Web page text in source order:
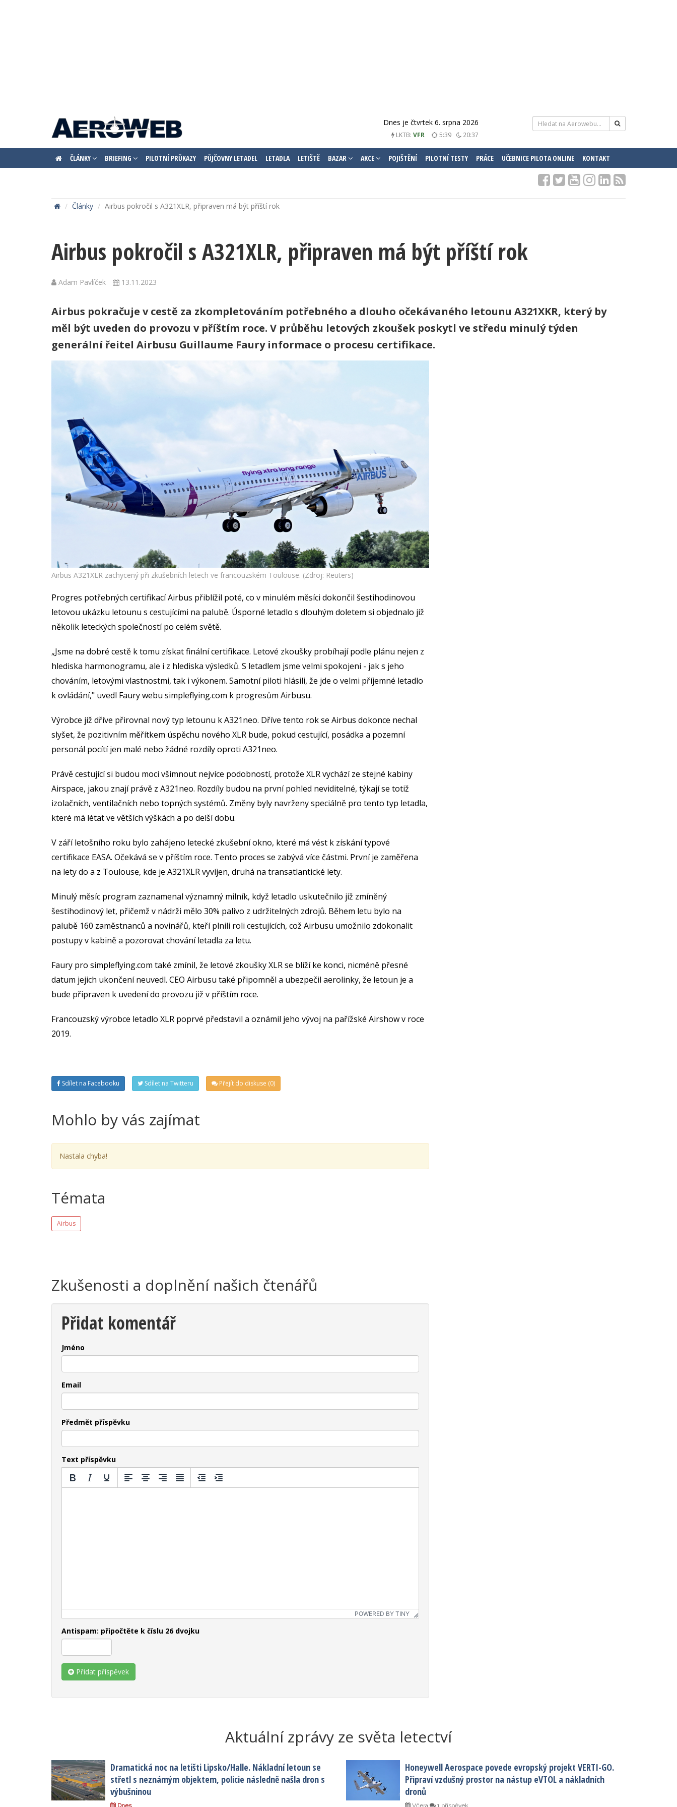
Dnes je čtvrtek 6. srpna 2026
LKTB: VFR 5:39 20:37
ČLÁNKY BRIEFING PILOTNÍ PRŮKAZY PŮJČOVNY LETADEL LETADLA LETIŠTĚ BAZAR AKCE POJIŠTĚNÍ PILOTNÍ TESTY PRÁCE UČEBNICE PILOTA ONLINE KONTAKT
Články Airbus pokročil s A321XLR, připraven má být příští rok
Airbus pokročil s A321XLR, připraven má být příští rok
Adam Pavlíček 13.11.2023
Airbus pokračuje v cestě za zkompletováním potřebného a dlouho očekávaného letounu A321XKR, který by
měl být uveden do provozu v příštím roce. V průběhu letových zkoušek poskytl ve středu minulý týden
generální řeitel Airbusu Guillaume Faury informace o procesu certifikace.
Airbus A321XLR zachycený při zkušebních letech ve francouzském Toulouse. (Zdroj: Reuters)
Progres potřebných certifikací Airbus přiblížil poté, co v minulém měsíci dokončil šestihodinovou
letovou ukázku letounu s cestujícími na palubě. Úsporné letadlo s dlouhým doletem si objednalo již
několik leteckých společností po celém světě.
„Jsme na dobré cestě k tomu získat finální certifikace. Letové zkoušky probíhají podle plánu nejen z
hlediska harmonogramu, ale i z hlediska výsledků. S letadlem jsme velmi spokojeni - jak s jeho
chováním, letovými vlastnostmi, tak i výkonem. Samotní piloti hlásili, že jde o velmi příjemné letadlo
k ovládání," uvedl Faury webu simpleflying.com k progresům Airbusu.
Výrobce již dříve přirovnal nový typ letounu k A321neo. Dříve tento rok se Airbus dokonce nechal
slyšet, že pozitivním měřítkem úspěchu nového XLR bude, pokud cestující, posádka a pozemní
personál pocítí jen malé nebo žádné rozdíly oproti A321neo.
Právě cestující si budou moci všimnout nejvíce podobností, protože XLR vychází ze stejné kabiny
Airspace, jakou znají právě z A321neo. Rozdíly budou na první pohled neviditelné, týkají se totiž
izolačních, ventilačních nebo topných systémů. Změny byly navrženy speciálně pro tento typ letadla,
které má létat ve větších výškách a po delší dobu.
V září letošního roku bylo zahájeno letecké zkušební okno, které má vést k získání typové
certifikace EASA. Očekává se v příštím roce. Tento proces se zabývá více částmi. První je zaměřena
na lety do a z Toulouse, kde je A321XLR vyvíjen, druhá na transatlantické lety.
Minulý měsíc program zaznamenal významný milník, když letadlo uskutečnilo již zmíněný
šestihodinový let, přičemž v nádrži mělo 30% palivo z udržitelných zdrojů. Během letu bylo na
palubě 160 zaměstnanců a novinářů, kteří plnili roli cestujících, což Airbusu umožnilo zdokonalit
postupy v kabině a pozorovat chování letadla za letu.
Faury pro simpleflying.com také zmínil, že letové zkoušky XLR se blíží ke konci, nicméně přesné
datum jejich ukončení neuvedl. CEO Airbusu také připomněl a ubezpečil aerolinky, že letoun je a
bude připraven k uvedení do provozu již v příštím roce.
Francouzský výrobce letadlo XLR poprvé představil a oznámil jeho vývoj na pařížské Airshow v roce
2019.
Sdílet na Facebooku Sdílet na Twitteru Přejít do diskuse (0)
Mohlo by vás zajímat
Nastala chyba!
Témata
Airbus
Zkušenosti a doplnění našich čtenářů
Přidat komentář
Jméno
Email
Předmět příspěvku
Text příspěvku
POWERED BY TINY
Antispam: připočtěte k číslu 26 dvojku
Přidat příspěvek
Aktuální zprávy ze světa letectví
Dramatická noc na letišti Lipsko/Halle. Nákladní letoun se
střetl s neznámým objektem, policie následně našla dron s
výbušninou
Dnes
Honeywell Aerospace povede evropský projekt VERTI-GO.
Připraví vzdušný prostor na nástup eVTOL a nákladních
dronů
Včera 1 příspěvek